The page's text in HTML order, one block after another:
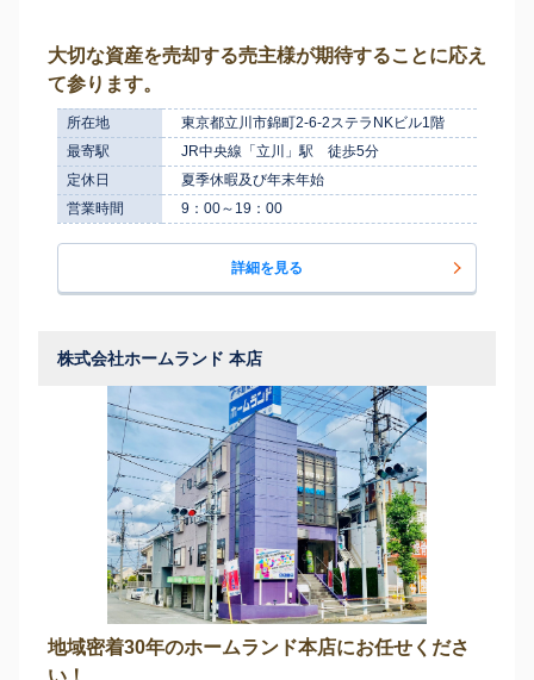
大切な資産を売却する売主様が期待することに応え
て参ります。
所在地
東京都立川市錦町2-6-2ステラNKビル1階
最寄駅
JR中央線「立川」駅 徒歩5分
定休日
夏季休暇及び年末年始
営業時間
9：00～19：00
詳細を見る
株式会社ホームランド 本店
地域密着30年のホームランド本店にお任せくださ
い！